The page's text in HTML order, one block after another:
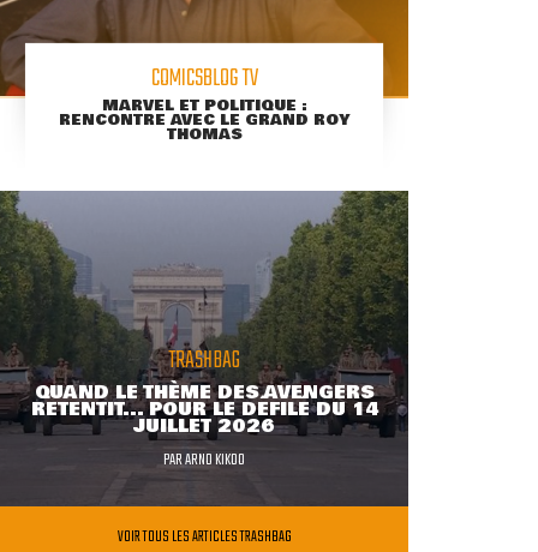
COMICSBLOG TV
MARVEL ET POLITIQUE :
RENCONTRE AVEC LE GRAND ROY
THOMAS
TRASHBAG
QUAND LE THÈME DES AVENGERS
RETENTIT... POUR LE DÉFILÉ DU 14
JUILLET 2026
PARARNO KIKOO
VOIR TOUS LES ARTICLES TRASHBAG